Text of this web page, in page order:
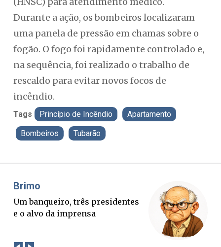
Durante a ação, os bombeiros localizaram
uma panela de pressão em chamas sobre o
fogão. O fogo foi rapidamente controlado e,
na sequência, foi realizado o trabalho de
rescaldo para evitar novos focos de
incêndio.
Tags Princípio de Incêndio Apartamento
Bombeiros Tubarão
O Boato corre mais rápido que a
verdade. Mas quem paga a